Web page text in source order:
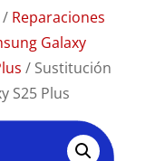
Reparaciones
Galaxy
/ Sustitución
S25 Plus